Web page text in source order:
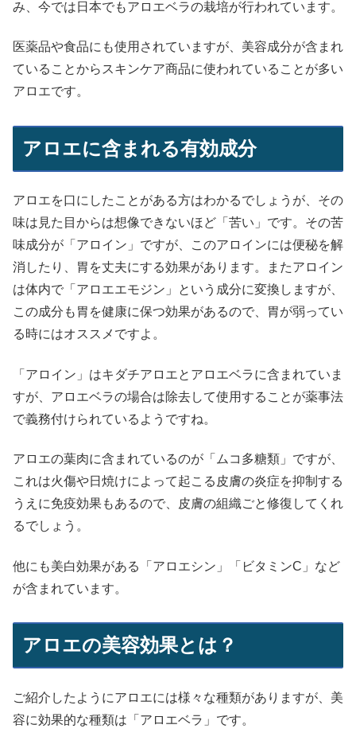
み、今では日本でもアロエベラの栽培が行われています。
医薬品や食品にも使用されていますが、美容成分が含まれ
ていることからスキンケア商品に使われていることが多い
アロエです。
アロエに含まれる有効成分
アロエを口にしたことがある方はわかるでしょうが、その
味は見た目からは想像できないほど「苦い」です。その苦
味成分が「アロイン」ですが、このアロインには便秘を解
消したり、胃を丈夫にする効果があります。またアロイン
は体内で「アロエエモジン」という成分に変換しますが、
この成分も胃を健康に保つ効果があるので、胃が弱ってい
る時にはオススメですよ。
「アロイン」はキダチアロエとアロエベラに含まれていま
すが、アロエベラの場合は除去して使用することが薬事法
で義務付けられているようですね。
アロエの葉肉に含まれているのが「ムコ多糖類」ですが、
これは火傷や日焼けによって起こる皮膚の炎症を抑制する
うえに免疫効果もあるので、皮膚の組織ごと修復してくれ
るでしょう。
他にも美白効果がある「アロエシン」「ビタミンC」など
が含まれています。
アロエの美容効果とは？
ご紹介したようにアロエには様々な種類がありますが、美
容に効果的な種類は「アロエベラ」です。